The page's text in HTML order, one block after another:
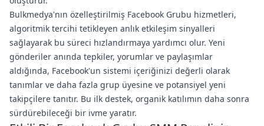
Bulkmedya'nın özelleştirilmiş Facebook Grubu hizmetleri,
algoritmik tercihi tetikleyen anlık etkileşim sinyalleri
sağlayarak bu süreci hızlandırmaya yardımcı olur. Yeni
gönderiler anında tepkiler, yorumlar ve paylaşımlar
aldığında, Facebook'un sistemi içeriğinizi değerli olarak
tanımlar ve daha fazla grup üyesine ve potansiyel yeni
takipçilere tanıtır. Bu ilk destek, organik katılımın daha sonra
sürdürebileceği bir ivme yaratır.